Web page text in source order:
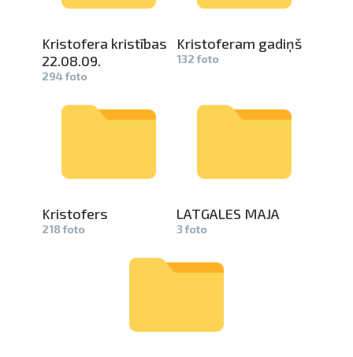
Kristofera­ kristības
22.08.09.
294 foto
Kristofera­m gadiņš
132 foto
Kristofers­
218 foto
LATGALES MAJA
3 foto